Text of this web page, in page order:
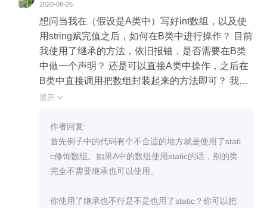
2020-08-26
想问当我在（假设是A类中）写好int数组，以及使
用string赋完值之后，如何在B类中进行操作？ 目前
我使用了继承的方法，依旧报错，是否需要在B类
中做一个声明？ 还是可以直接A类中操作，之后在
B类中直接调用把数组封装起来的方法即可？ 我的
参考链接：https://blog.csdn.net/weixin_43599377/
展开 
作者回复:
首先例子中的代码有个不合适的地方就是使用了stati
c修饰数组。如果A中的数组使用static的话，别的类
完全不需要继承也可以使用。
你使用了继承也不行是不是也用了static？你可以把